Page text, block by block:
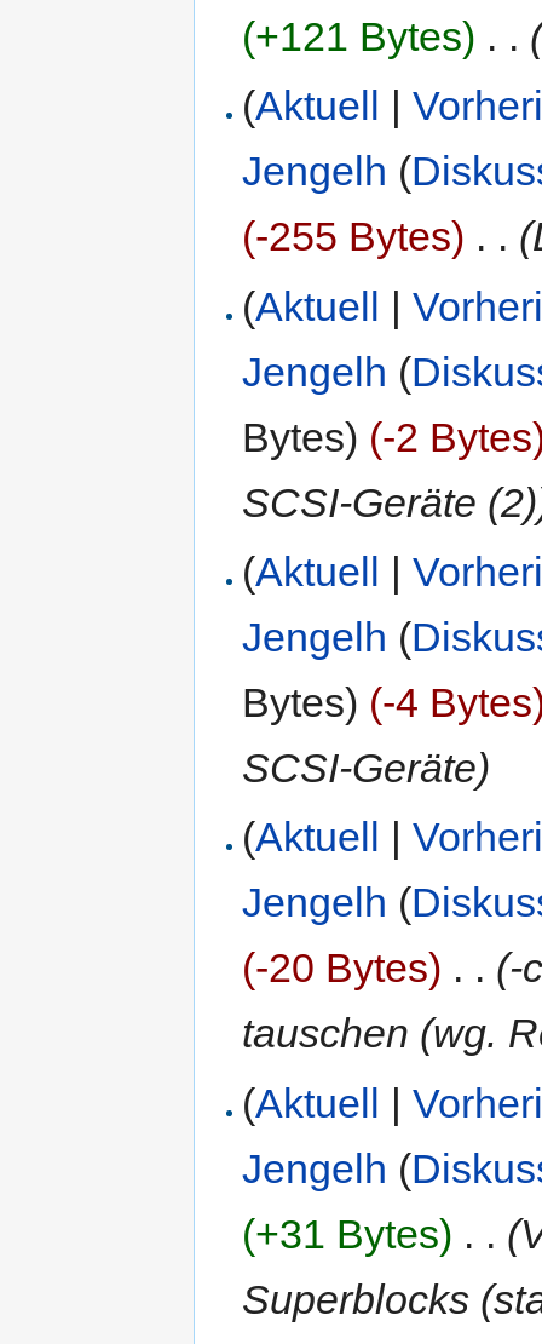
(+121 Bytes) . .
(Aktuell |
Jengelh (
(-255 Bytes) . .
(Aktuell |
Jengelh (
Bytes) (-2
SCSI-Geräte
(Aktuell |
Jengelh (
Bytes) (-4
SCSI-Geräte)
(Aktuell |
Jengelh (
(-20 Bytes) . . (-
tauschen (wg.
(Aktuell |
Jengelh (
(+31 Bytes) . .
Superblocks